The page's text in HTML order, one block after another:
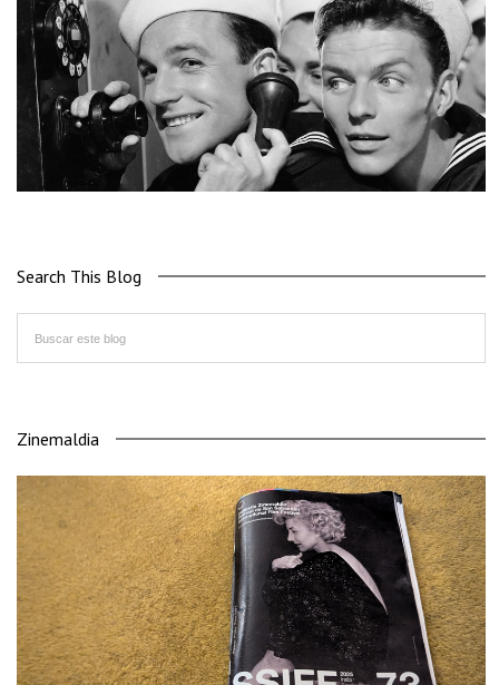
Search This Blog
Zinemaldia